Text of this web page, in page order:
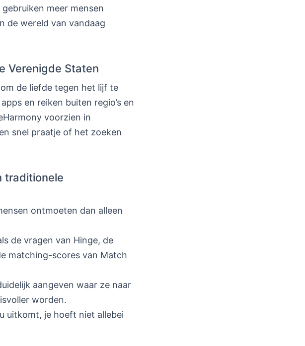
meer mensen
de wereld van vandaag
Verenigde Staten
de liefde tegen het lijf te
en reiken buiten regio’s en
voorzien in
snel praatje of het zoeken
traditionele
ontmoeten dan alleen
de vragen van Hinge, de
matching-scores van Match
aangeven waar ze naar
worden.
uitkomt, je hoeft niet allebei